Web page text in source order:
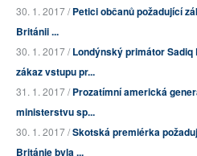
30. 1. 2017 /Petici občanů požadující
Británii ...
30. 1. 2017 /Londýnský primátor Sadiq
zákaz vstupu pr...
31. 1. 2017 /Prozatímní americká
ministerstvu sp...
30. 1. 2017 /Skotská premiérka
Británie byla ...